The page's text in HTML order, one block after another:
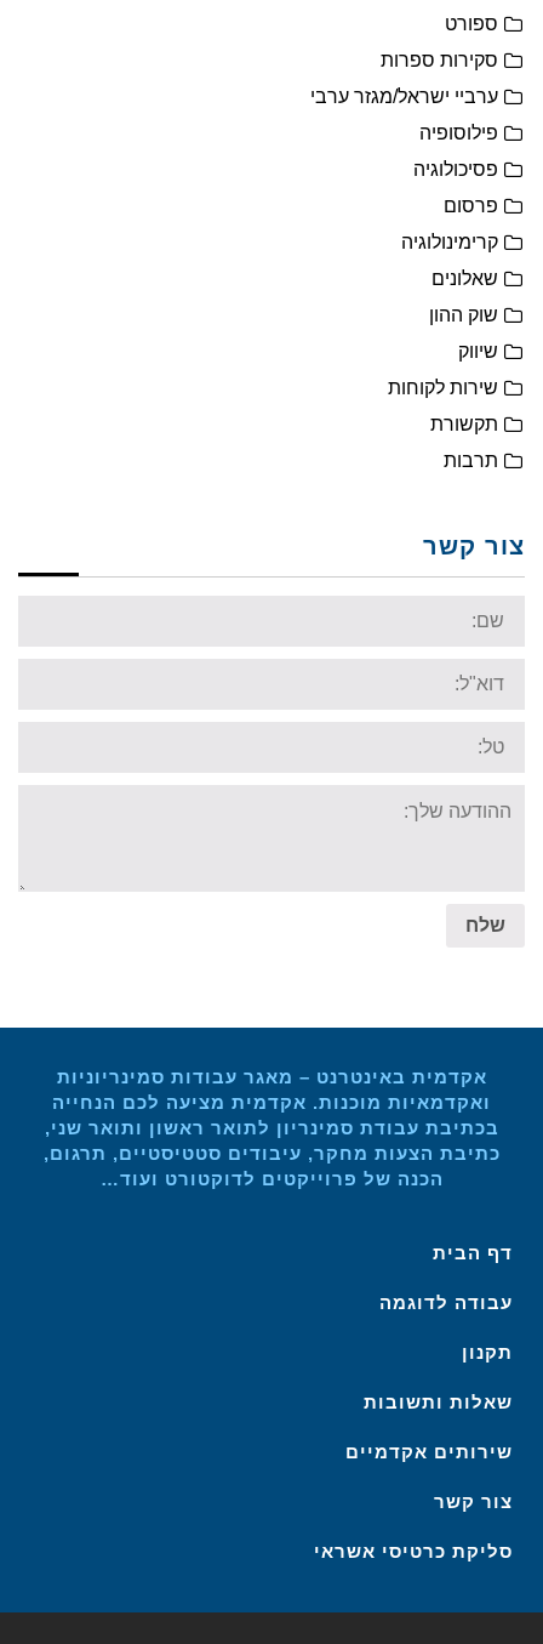
ספורט
סקירות ספרות
ערביי ישראל/מגזר ערבי
פילוסופיה
פסיכולוגיה
פרסום
קרימינולוגיה
שאלונים
שוק ההון
שיווק
שירות לקוחות
תקשורת
תרבות
צור קשר
message:
שלח
אקדמית באינטרנט – מאגר עבודות סמינריוניות
ואקדמאיות מוכנות. אקדמית מציעה לכם הנחייה
בכתיבת עבודת סמינריון לתואר ראשון ותואר שני,
כתיבת הצעות מחקר, עיבודים סטטיסטיים, תרגום,
הכנה של פרוייקטים לדוקטורט ועוד…
דף הבית
עבודה לדוגמה
תקנון
שאלות ותשובות
שירותים אקדמיים
צור קשר
סליקת כרטיסי אשראי